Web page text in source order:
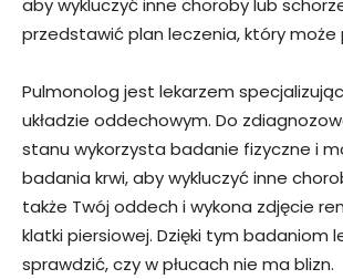
aby wykluczyć inne choroby lub
przedstawić plan leczenia, który może
Pulmonolog jest lekarzem
układzie oddechowym. Do
stanu wykorzysta badanie fizyczne i
badania krwi, aby wykluczyć inne
także Twój oddech i wykona zdjęcie
klatki piersiowej. Dzięki tym badaniom
sprawdzić, czy w płucach nie ma blizn.